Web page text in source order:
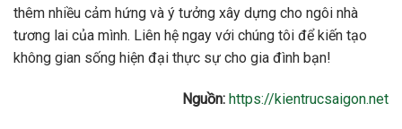
thêm nhiều cảm hứng và ý tưởng xây dựng cho ngôi nhà
tương lai của mình. Liên hệ ngay với chúng tôi để kiến ​​tạo
không gian sống hiện đại thực sự cho gia đình bạn!
Nguồn: https://kientrucsaigon.net